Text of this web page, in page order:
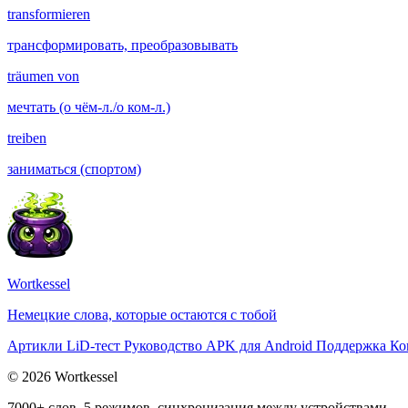
transformieren
трансформировать, преобразовывать
träumen von
мечтать (о чём-л./о ком-л.)
treiben
заниматься (спортом)
Wortkessel
Немецкие слова, которые остаются с тобой
Артикли LiD-тест Руководство APK для Android Поддержка
© 2026 Wortkessel